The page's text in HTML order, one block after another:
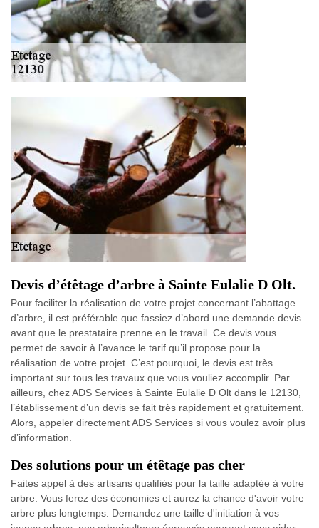
Devis d’étêtage d’arbre à Sainte Eulalie D Olt.
Pour faciliter la réalisation de votre projet concernant l’abattage
d’arbre, il est préférable que fassiez d’abord une demande devis
avant que le prestataire prenne en le travail. Ce devis vous
permet de savoir à l’avance le tarif qu’il propose pour la
réalisation de votre projet. C’est pourquoi, le devis est très
important sur tous les travaux que vous vouliez accomplir. Par
ailleurs, chez ADS Services à Sainte Eulalie D Olt dans le 12130,
l’établissement d’un devis se fait très rapidement et gratuitement.
Alors, appeler directement ADS Services si vous voulez avoir plus
d’information.
Des solutions pour un étêtage pas cher
Faites appel à des artisans qualifiés pour la taille adaptée à votre
arbre. Vous ferez des économies et aurez la chance d'avoir votre
arbre plus longtemps. Demandez une taille d'initiation à vos